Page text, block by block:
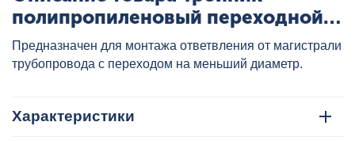
полипропиленовый переходной
32x25x25 бел., артикул:
2204322525
Предназначен для монтажа ответвления от магистрали
трубопровода с переходом на меньший диаметр.
Характеристики